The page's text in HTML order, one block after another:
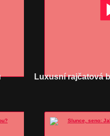
Luxusní rajčatová